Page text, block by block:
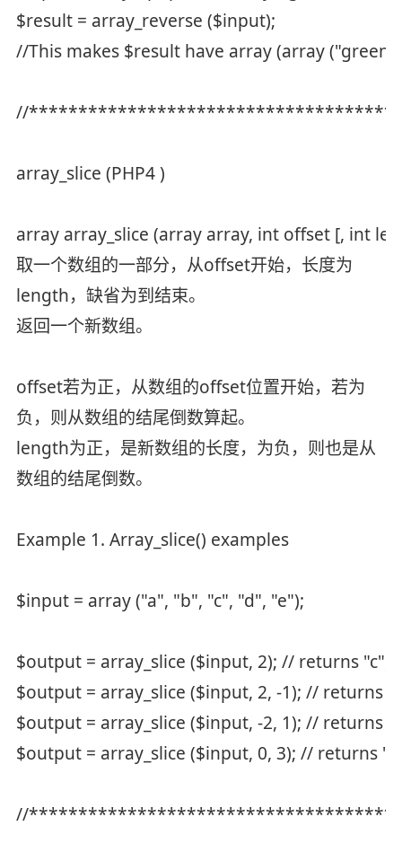
$result = array_reverse ($input);
//This makes $result have array (array
//
array_slice (PHP4 )
array array_slice (array array, int offset [, int
取一个数组的一部分，从offset开始，长度为
length，缺省为到结束。
返回一个新数组。
offset若为正，从数组的offset位置开始，若为
负，则从数组的结尾倒数算起。
length为正，是新数组的长度，为负，则也是从
数组的结尾倒数。
Example 1. Array_slice() examples
$input = array ("a", "b", "c", "d", "e");
$output = array_slice ($input, 2); // returns "c",
$output = array_slice ($input, 2, -1); // returns
$output = array_slice ($input, -2, 1); // returns
$output = array_slice ($input, 0, 3); // returns
//